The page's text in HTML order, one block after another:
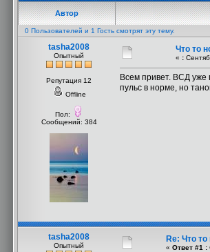
Автор
0 Пользователей и 1 Гость смотрят эту тему.
tasha2008
Опытный
Репутация 12
Offline
Пол:
Сообщений: 384
Что то
« :
Всем привет. ВСД уже
пульс в норме, но
tasha2008
Опытный
Re: Что
« Ответ #1 :